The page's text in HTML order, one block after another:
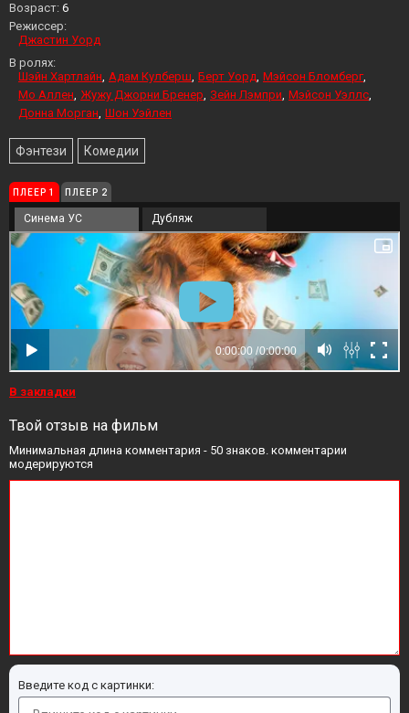
Возраст: 6
Режиссер:
Джастин Уорд
В ролях:
Шэйн Хартлайн Адам Кулберш Берт Уорд Мэйсон Бломберг
Мо Аллен Жужу Джорни Бренер Зейн Лэмпри Мэйсон Уэллс
Донна Морган Шон Уэйлен
Фэнтези Комедии
ПЛЕЕР 1 ПЛЕЕР 2
Синема УС Дубляж
В закладки
Твой отзыв на фильм
Минимальная длина комментария - 50 знаков. комментарии
модерируются
Введите код с картинки: